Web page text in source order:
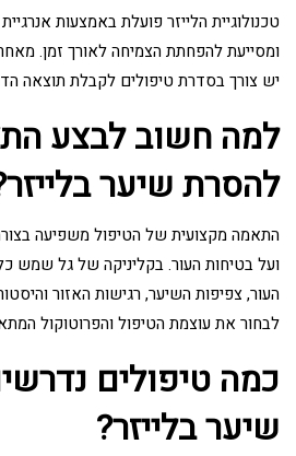
טכנולוגיית הלייזר פועלת באמצעות
ומסייעת להפחתת הצמיחה לאורך זמן.
יש צורך בסדרת טיפולים לקבלת תוצאה
למה חשוב לבצע
להסרת שיער
התאמה מקצועית של הטיפול משפיעה
ועל בטיחות העור. בקליניקה של גל שמש
העור, צפיפות השיער, רגישות האזור
לבחור את עוצמת הטיפול והפרוטוקול
כמה טיפולים
שיער בלייזר?